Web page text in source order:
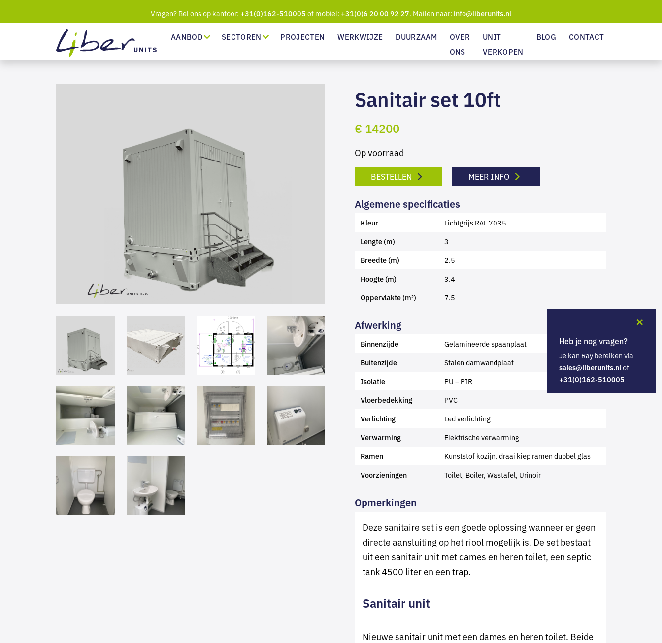
Vragen? Bel ons op kantoor: +31(0)162-510005 of mobiel: +31(0)6 20 00 92 27. Mailen naar: info@liberunits.nl
AANBOD SECTOREN PROJECTEN WERKWIJZE DUURZAAM
OVER
ONS
UNIT
VERKOPEN
BLOG CONTACT
Sanitair set 10ft
€ 14200
Op voorraad
BESTELLEN MEER INFO
Algemene specificaties
Kleur Lichtgrijs RAL 7035
Lengte (m) 3
Breedte (m) 2.5
Hoogte (m) 3.4
Oppervlakte (m²) 7.5
Afwerking
Binnenzijde Gelamineerde spaanplaat
Buitenzijde Stalen damwandplaat
Isolatie PU – PIR
Vloerbedekking PVC
Verlichting Led verlichting
Verwarming Elektrische verwarming
Ramen Kunststof kozijn, draai kiep ramen dubbel glas
Voorzieningen Toilet, Boiler, Wastafel, Urinoir
Opmerkingen
Deze sanitaire set is een goede oplossing wanneer er geen
directe aansluiting op het riool mogelijk is. De set bestaat
uit een sanitair unit met dames en heren toilet, een septic
tank 4500 liter en een trap.
Sanitair unit
Nieuwe sanitair unit met een dames en heren toilet. Beide
✕
Heb je nog vragen?
Je kan Ray bereiken via
sales@liberunits.nlof
+31(0)162-510005